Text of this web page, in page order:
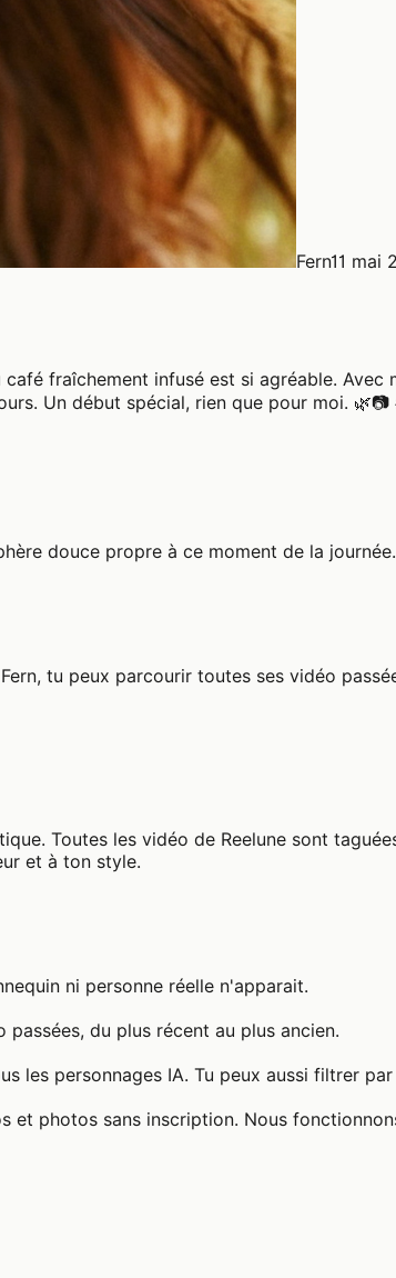
Fern11 mai
fraîchement infusé est si agréable.
Un début spécial, rien que pour moi.
douce propre à ce moment de la
tu peux parcourir toutes ses vidéo
Toutes les vidéo de Reelune sont
et à ton style.
ni personne réelle n'apparait.
du plus récent au plus ancien.
les personnages IA. Tu peux aussi filtrer
et photos sans inscription. Nous